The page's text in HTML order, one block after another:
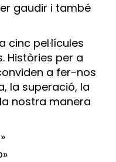
gaudir i també
cinc pel·lícules
Històries per a
a fer-nos
la superació, la
nostra manera